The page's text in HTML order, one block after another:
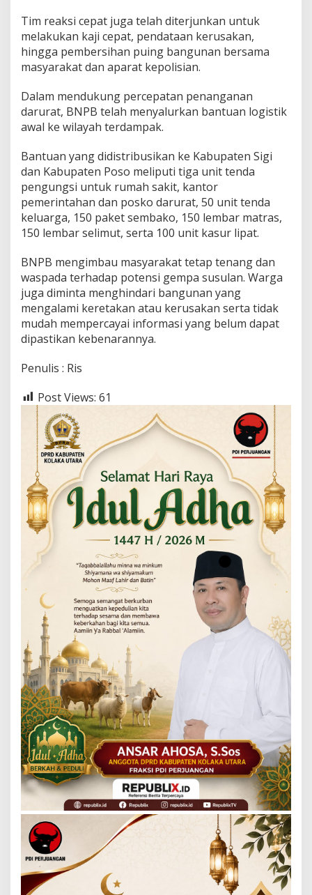
Tim reaksi cepat juga telah diterjunkan untuk
melakukan kaji cepat, pendataan kerusakan,
hingga pembersihan puing bangunan bersama
masyarakat dan aparat kepolisian.
Dalam mendukung percepatan penanganan
darurat, BNPB telah menyalurkan bantuan logistik
awal ke wilayah terdampak.
Bantuan yang didistribusikan ke Kabupaten Sigi
dan Kabupaten Poso meliputi tiga unit tenda
pengungsi untuk rumah sakit, kantor
pemerintahan dan posko darurat, 50 unit tenda
keluarga, 150 paket sembako, 150 lembar matras,
150 lembar selimut, serta 100 unit kasur lipat.
BNPB mengimbau masyarakat tetap tenang dan
waspada terhadap potensi gempa susulan. Warga
juga diminta menghindari bangunan yang
mengalami keretakan atau kerusakan serta tidak
mudah mempercayai informasi yang belum dapat
dipastikan kebenarannya.
Penulis : Ris
Post Views: 61